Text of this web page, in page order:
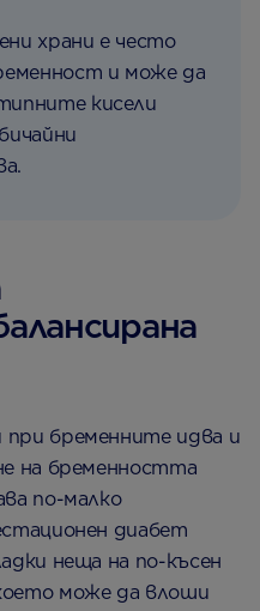
храни е често
и може да
кисели
бременните идва и
на бременността
по-малко
диабет
неща на по-късен
може да влоши